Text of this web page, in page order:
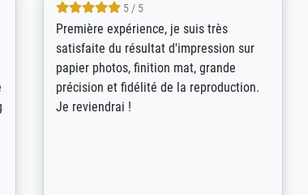
4.8 / 5
Qualité absolument irréprochable.
Extraordinaire diversité des thèmes
abordés et personnalisation des
demandes (recadrage, réajustement des
couleurs). Relation clientèle parfaite.